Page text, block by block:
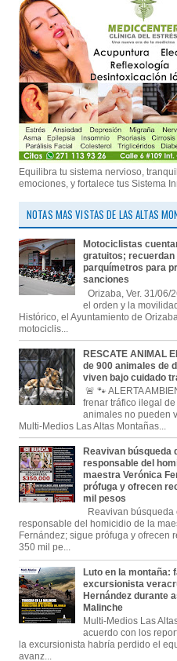
Equilibra tu sistema nervioso,
emociones, y fortalece tus Sistema
NOTAS MAS VISTAS DE LAS ALTAS
Motociclistas
gratuitos;
parquímetros para
sanciones
Orizaba, Ver. 31/06/
el orden y la
Histórico, el Ayuntamiento de
motociclis...
RESCATE ANIMAL
de 900 animales de
viven bajo cuidado
🚨 🐾 ALERTA
frenar tráfico ilegal
animales no pueden
Multi-Medios Las Altas Montañas...
Reavivan búsqueda
responsable del
maestra Verónica
prófuga y ofrecen
mil pesos
Reavivan búsqueda
responsable del homicidio de la
Fernández; sigue prófuga y ofrecen
350 mil pe...
Luto en la montaña:
excursionista
Hernández durante
Malinche
Multi-Medios Las
acuerdo con los
la excursionista habría perdido el
avanz...